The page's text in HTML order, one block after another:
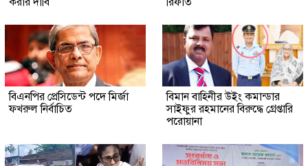
বিএনপির প্রেসিডেন্ট পদে মির্জা
ফখরুল নির্বাচিত
বিমান বাহিনীর উইং কমান্ডার
সাইফুর রহমানের বিরুদ্ধে গ্রেপ্তারি
পরোয়ানা